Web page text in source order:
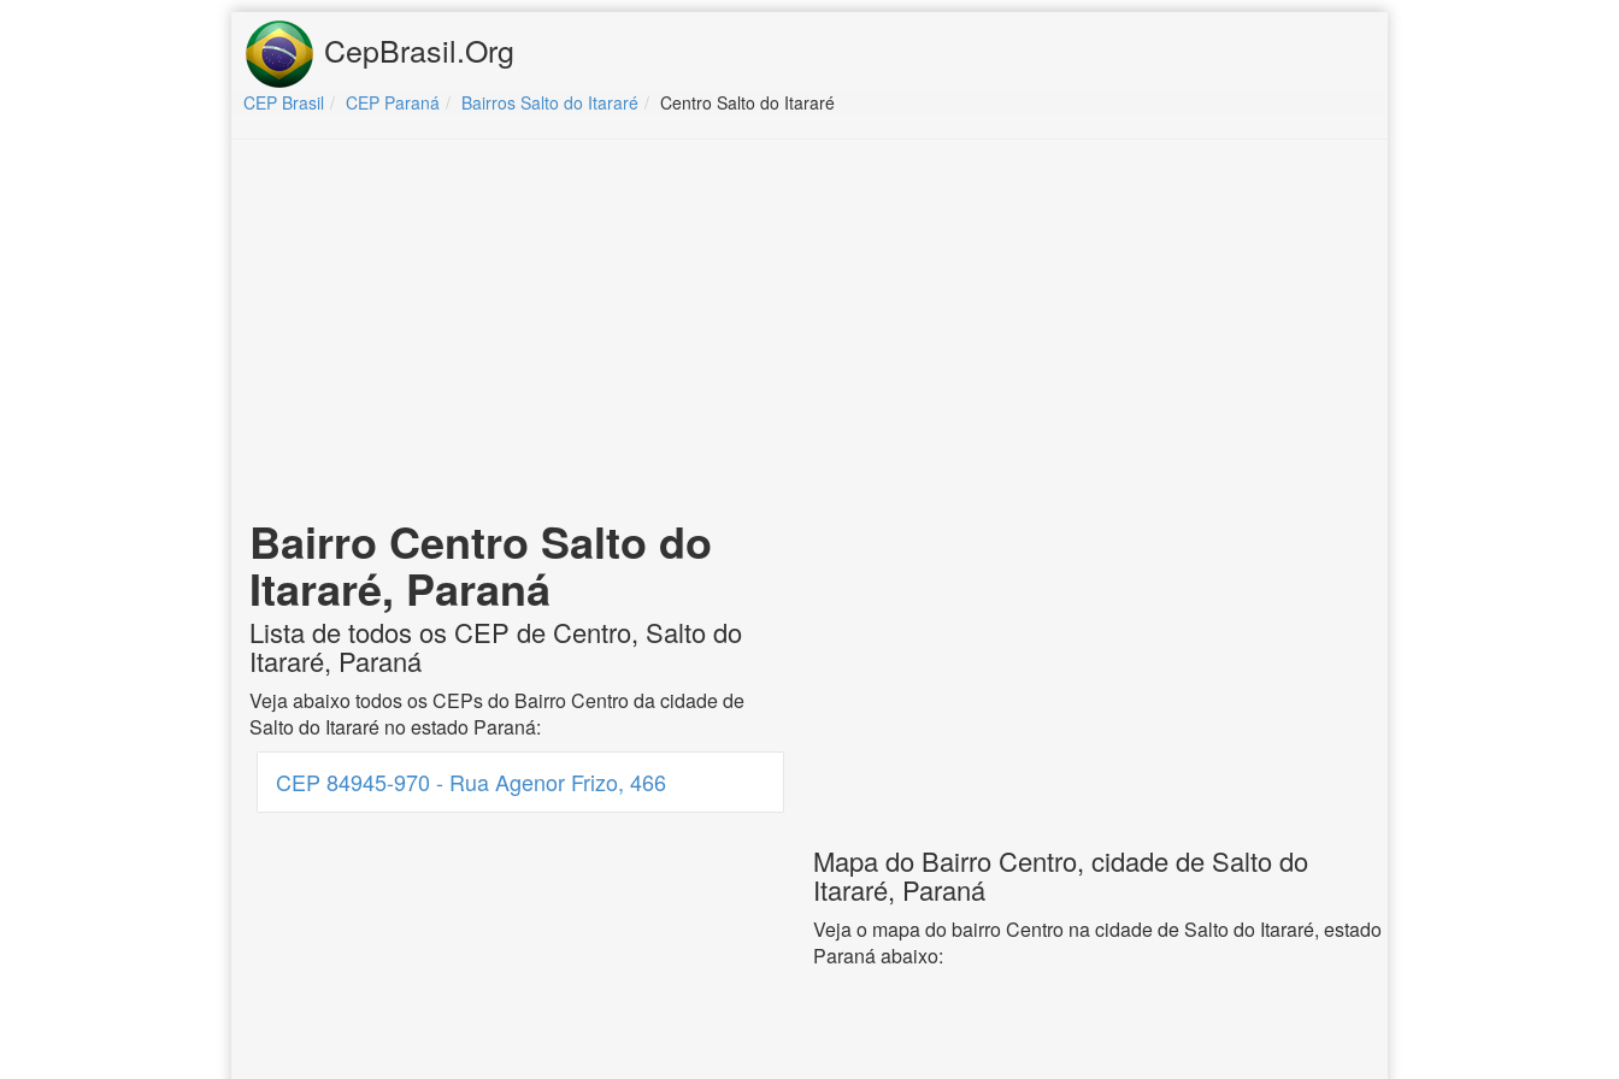
CepBrasil.Org
CEP Brasil CEP Paraná Bairros Salto do Itararé Centro Salto do Itararé
Bairro Centro Salto do
Itararé, Paraná
Lista de todos os CEP de Centro, Salto do
Itararé, Paraná
Veja abaixo todos os CEPs do Bairro Centro da cidade de
Salto do Itararé no estado Paraná:
CEP 84945-970 - Rua Agenor Frizo, 466
Mapa do Bairro Centro, cidade de Salto do
Itararé, Paraná
Veja o mapa do bairro Centro na cidade de Salto do Itararé, estado
Paraná abaixo: